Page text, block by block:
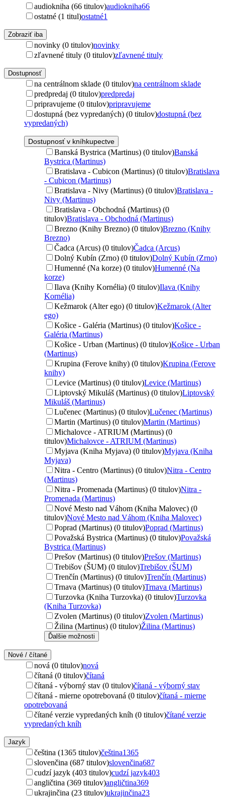
audiokniha (66 titulov)audiokniha66
ostatné (1 titul)ostatné1
Zobraziť iba
novinky (0 titulov)novinky
zľavnené tituly (0 titulov)zľavnené tituly
Dostupnosť
na centrálnom sklade (0 titulov)na centrálnom sklade
predpredaj (0 titulov)predpredaj
pripravujeme (0 titulov)pripravujeme
dostupná (bez vypredaných) (0 titulov)dostupná (bez
vypredaných)
Dostupnosť v kníhkupectve
Banská Bystrica (Martinus) (0 titulov)Banská
Bystrica (Martinus)
Bratislava - Cubicon (Martinus) (0 titulov)Bratislava
- Cubicon (Martinus)
Bratislava - Nivy (Martinus) (0 titulov)Bratislava -
Nivy (Martinus)
Bratislava - Obchodná (Martinus) (0
titulov)Bratislava - Obchodná (Martinus)
Brezno (Knihy Brezno) (0 titulov)Brezno (Knihy
Brezno)
Čadca (Arcus) (0 titulov)Čadca (Arcus)
Dolný Kubín (Zrno) (0 titulov)Dolný Kubín (Zrno)
Humenné (Na korze) (0 titulov)Humenné (Na
korze)
Ilava (Knihy Kornélia) (0 titulov)Ilava (Knihy
Kornélia)
Kežmarok (Alter ego) (0 titulov)Kežmarok (Alter
ego)
Košice - Galéria (Martinus) (0 titulov)Košice -
Galéria (Martinus)
Košice - Urban (Martinus) (0 titulov)Košice - Urban
(Martinus)
Krupina (Ferove knihy) (0 titulov)Krupina (Ferove
knihy)
Levice (Martinus) (0 titulov)Levice (Martinus)
Liptovský Mikuláš (Martinus) (0 titulov)Liptovský
Mikuláš (Martinus)
Lučenec (Martinus) (0 titulov)Lučenec (Martinus)
Martin (Martinus) (0 titulov)Martin (Martinus)
Michalovce - ATRIUM (Martinus) (0
titulov)Michalovce - ATRIUM (Martinus)
Myjava (Kniha Myjava) (0 titulov)Myjava (Kniha
Myjava)
Nitra - Centro (Martinus) (0 titulov)Nitra - Centro
(Martinus)
Nitra - Promenada (Martinus) (0 titulov)Nitra -
Promenada (Martinus)
Nové Mesto nad Váhom (Kniha Malovec) (0
titulov)Nové Mesto nad Váhom (Kniha Malovec)
Poprad (Martinus) (0 titulov)Poprad (Martinus)
Považská Bystrica (Martinus) (0 titulov)Považská
Bystrica (Martinus)
Prešov (Martinus) (0 titulov)Prešov (Martinus)
Trebišov (ŠUM) (0 titulov)Trebišov (ŠUM)
Trenčín (Martinus) (0 titulov)Trenčín (Martinus)
Trnava (Martinus) (0 titulov)Trnava (Martinus)
Turzovka (Kniha Turzovka) (0 titulov)Turzovka
(Kniha Turzovka)
Zvolen (Martinus) (0 titulov)Zvolen (Martinus)
Žilina (Martinus) (0 titulov)Žilina (Martinus)
Ďalšie možnosti
Nové / čítané
nová (0 titulov)nová
čítaná (0 titulov)čítaná
čítaná - výborný stav (0 titulov)čítaná - výborný stav
čítaná - mierne opotrebovaná (0 titulov)čítaná - mierne
opotrebovaná
čítané verzie vypredaných kníh (0 titulov)čítané verzie
vypredaných kníh
Jazyk
čeština (1365 titulov)čeština1365
slovenčina (687 titulov)slovenčina687
cudzí jazyk (403 titulov)cudzí jazyk403
angličtina (369 titulov)angličtina369
ukrajinčina (23 titulov)ukrajinčina23